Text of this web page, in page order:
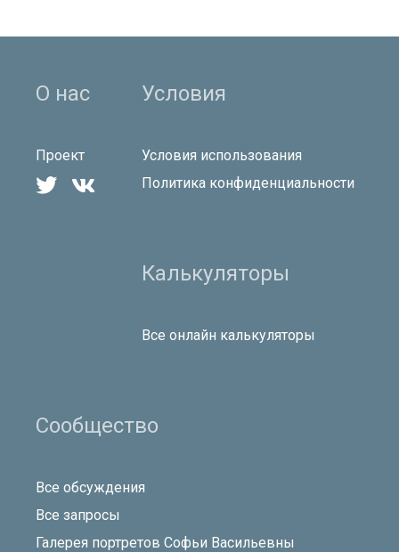
О нас
Проект
 
Условия
Условия использования
Политика конфиденциальности
Калькуляторы
Все онлайн калькуляторы
Сообщество
Все обсуждения
Все запросы
Галерея портретов Софьи Васильевны